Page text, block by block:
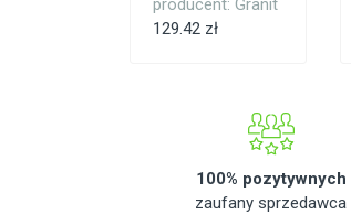
producent: Granit
129.42 zł
100% pozytywnych
zaufany sprzedawca